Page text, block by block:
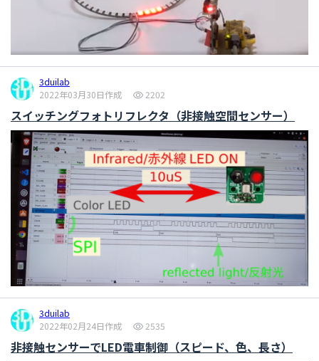
3duilab
2022年03月30日作成
2202
スイッチングフォトリフレクタ（非接触空間センサー）
3duilab
2022年02月24日作成
2535
非接触センサーでLED電車制御（スピード、色、長さ）